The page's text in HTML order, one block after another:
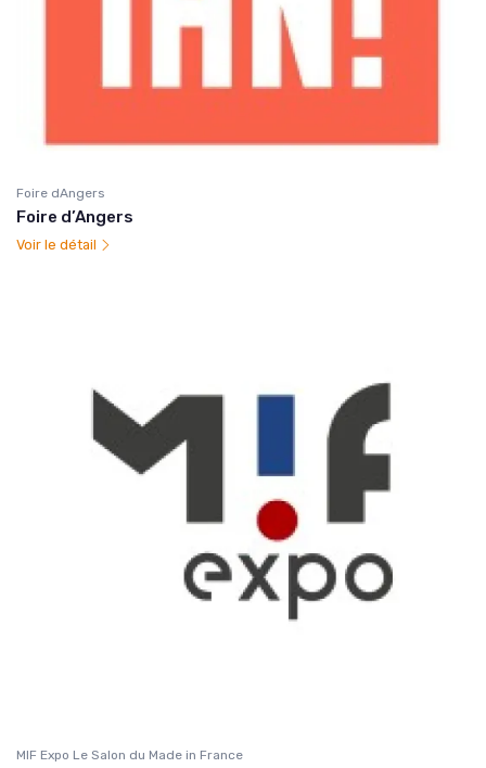
Foire dAngers
Foire d’Angers
Voir le détail
MIF Expo Le Salon du Made in France